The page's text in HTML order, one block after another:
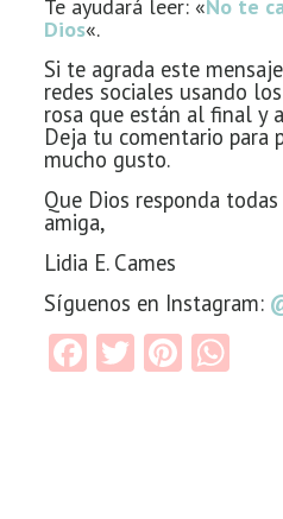
Te ayudará leer: «No te
Dios«.
Si te agrada este
redes sociales usando
rosa que están al final y
Deja tu comentario para
mucho gusto.
Que Dios responda
amiga,
Lidia E. Cames
Síguenos en Instagram:
Facebook
Twitter